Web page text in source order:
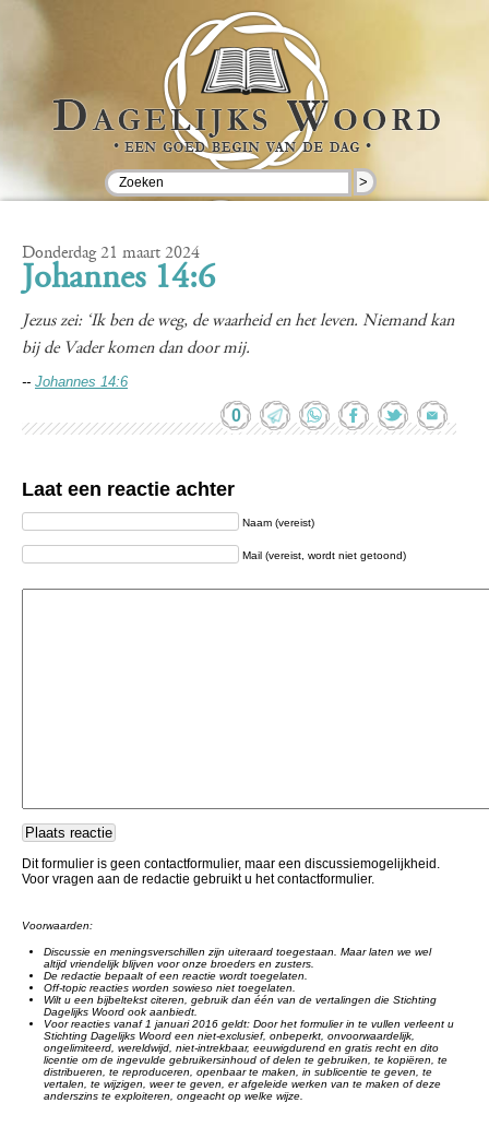
>
Donderdag 21 maart 2024
Johannes 14:6
Jezus zei: ‘Ik ben de weg, de waarheid en het leven. Niemand kan
bij de Vader komen dan door mij.
-- Johannes 14:6
0
Laat een reactie achter
Naam (vereist)
Mail (vereist, wordt niet getoond)
Dit formulier is geen contactformulier, maar een discussiemogelijkheid.
Voor vragen aan de redactie gebruikt u het contactformulier.
Voorwaarden:
Discussie en meningsverschillen zijn uiteraard toegestaan. Maar laten we wel
altijd vriendelijk blijven voor onze broeders en zusters.
De redactie bepaalt of een reactie wordt toegelaten.
Off-topic reacties worden sowieso niet toegelaten.
Wilt u een bijbeltekst citeren, gebruik dan één van de vertalingen die Stichting
Dagelijks Woord ook aanbiedt.
Voor reacties vanaf 1 januari 2016 geldt: Door het formulier in te vullen verleent u
Stichting Dagelijks Woord een niet-exclusief, onbeperkt, onvoorwaardelijk,
ongelimiteerd, wereldwijd, niet-intrekbaar, eeuwigdurend en gratis recht en dito
licentie om de ingevulde gebruikersinhoud of delen te gebruiken, te kopiëren, te
distribueren, te reproduceren, openbaar te maken, in sublicentie te geven, te
vertalen, te wijzigen, weer te geven, er afgeleide werken van te maken of deze
anderszins te exploiteren, ongeacht op welke wijze.